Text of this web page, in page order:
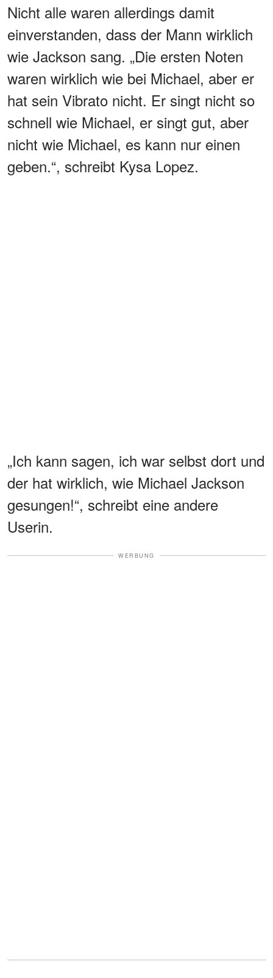
Nicht alle waren allerdings damit
einverstanden, dass der Mann wirklich
wie Jackson sang. „Die ersten Noten
waren wirklich wie bei Michael, aber er
hat sein Vibrato nicht. Er singt nicht so
schnell wie Michael, er singt gut, aber
nicht wie Michael, es kann nur einen
geben.“, schreibt Kysa Lopez.
„Ich kann sagen, ich war selbst dort und
der hat wirklich, wie Michael Jackson
gesungen!“, schreibt eine andere
Userin.
WERBUNG